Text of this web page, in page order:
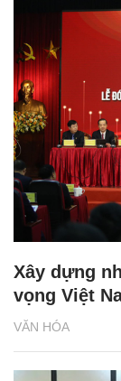
VĂN HÓA
Xây dựng
vọng Việt